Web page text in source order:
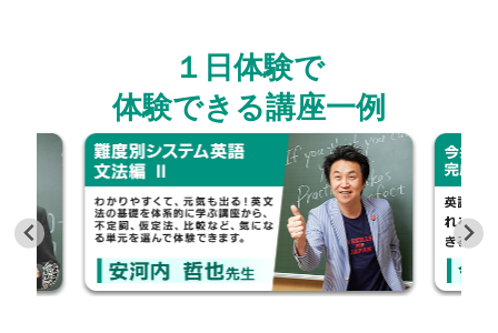
１日体験で
体験できる講座一例